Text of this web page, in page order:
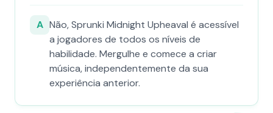
A Não, Sprunki Midnight Upheaval é acessível
a jogadores de todos os níveis de
habilidade. Mergulhe e comece a criar
música, independentemente da sua
experiência anterior.